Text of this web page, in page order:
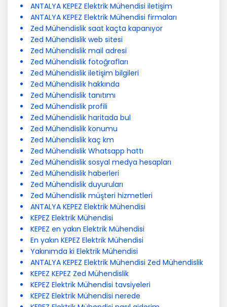
ANTALYA KEPEZ Elektrik Mühendisi iletişim
ANTALYA KEPEZ Elektrik Mühendisi firmaları
Zed Mühendislik saat kaçta kapanıyor
Zed Mühendislik web sitesi
Zed Mühendislik mail adresi
Zed Mühendislik fotoğrafları
Zed Mühendislik iletişim bilgileri
Zed Mühendislik hakkında
Zed Mühendislik tanıtımı
Zed Mühendislik profili
Zed Mühendislik haritada bul
Zed Mühendislik konumu
Zed Mühendislik kaç km
Zed Mühendislik Whatsapp hattı
Zed Mühendislik sosyal medya hesapları
Zed Mühendislik haberleri
Zed Mühendislik duyuruları
Zed Mühendislik müşteri hizmetleri
ANTALYA KEPEZ Elektrik Mühendisi
KEPEZ Elektrik Mühendisi
KEPEZ en yakın Elektrik Mühendisi
En yakın KEPEZ Elektrik Mühendisi
Yakınımda ki Elektrik Mühendisi
ANTALYA KEPEZ Elektrik Mühendisi Zed Mühendislik
KEPEZ KEPEZ Zed Mühendislik
KEPEZ Elektrik Mühendisi tavsiyeleri
KEPEZ Elektrik Mühendisi nerede